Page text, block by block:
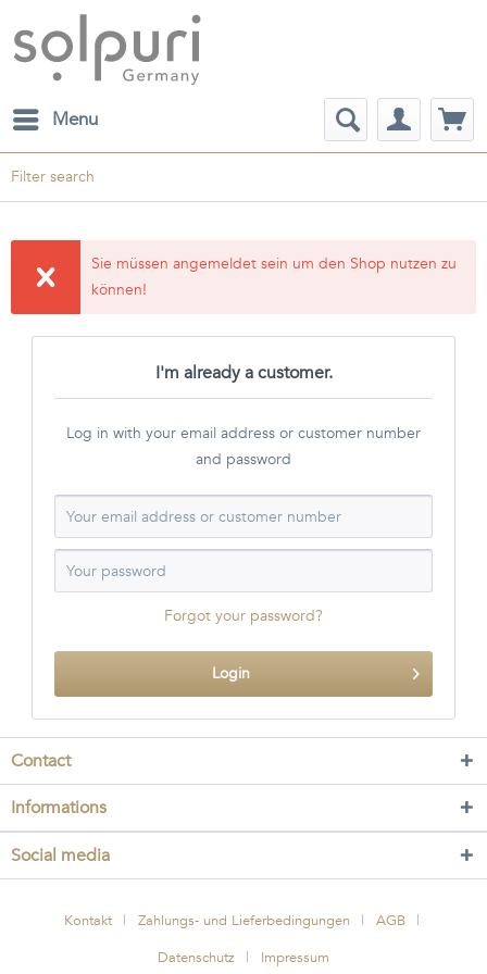
Menu
Filter search
Sie müssen angemeldet sein um den Shop nutzen zu
können!
I'm already a customer.
Log in with your email address or customer number
and password
Forgot your password?
Login
Contact
Informations
Social media
Kontakt Zahlungs- und Lieferbedingungen
AGB
Datenschutz
Impressum